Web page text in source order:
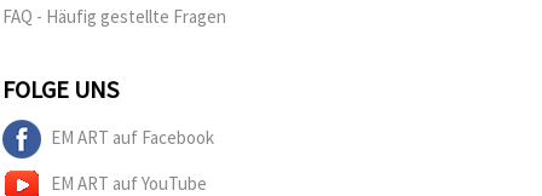
FAQ - Häufig gestellte Fragen
FOLGE UNS
EM ART auf Facebook
EM ART auf YouTube